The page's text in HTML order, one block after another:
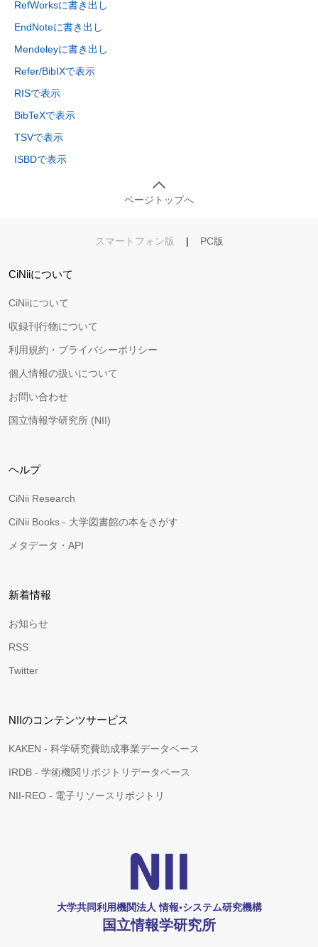
RefWorksに書き出し
EndNoteに書き出し
Mendeleyに書き出し
Refer/BibIXで表示
RISで表示
BibTeXで表示
TSVで表示
ISBDで表示
ページトップへ
スマートフォン版 | PC版
CiNiiについて
CiNiiについて
収録刊行物について
利用規約・プライバシーポリシー
個人情報の扱いについて
お問い合わせ
国立情報学研究所 (NII)
ヘルプ
CiNii Research
CiNii Books - 大学図書館の本をさがす
メタデータ・API
新着情報
お知らせ
RSS
Twitter
NIIのコンテンツサービス
KAKEN - 科学研究費助成事業データベース
IRDB - 学術機関リポジトリデータベース
NII-REO - 電子リソースリポジトリ
大学共同利用機関法人 情報•システム研究機構
国立情報学研究所